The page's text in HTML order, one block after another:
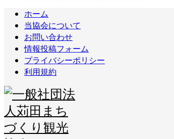
ホーム
当協会について
お問い合わせ
情報投稿フォーム
プライバシーポリシー
利用規約